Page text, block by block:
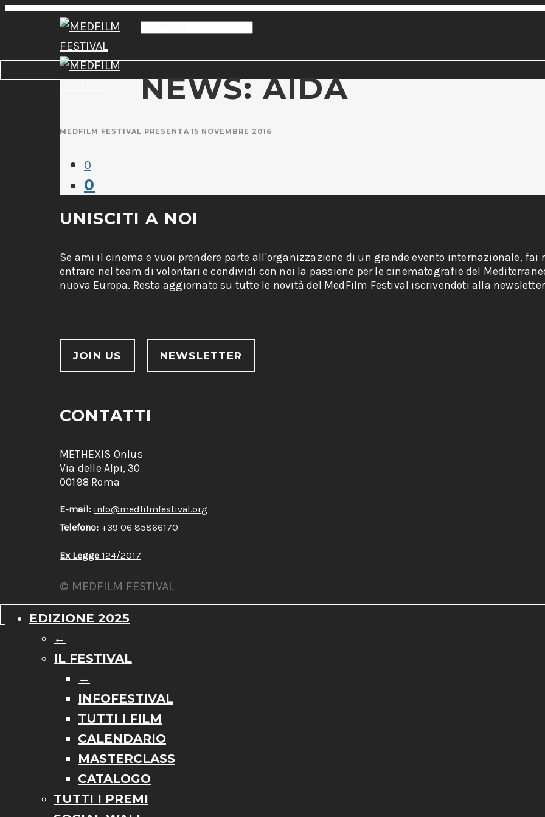
NEWS: AIDA
MEDFILM FESTIVAL PRESENTA 15 NOVEMBRE 2016
0
0
UNISCITI A NOI
Se ami il cinema e vuoi prendere parte all'organizzazione di un grande evento internazionale, fai
entrare nel team di volontari e condividi con noi la passione per le cinematografie del
nuova Europa. Resta aggiornato su tutte le novità del MedFilm Festival iscrivendoti alla
JOIN US NEWSLETTER
CONTATTI
METHEXIS Onlus
Via delle Alpi, 30
00198 Roma
E-mail: info@medfilmfestival.org
Telefono: +39 06 85866170
Ex Legge 124/2017
© MEDFILM FESTIVAL
EDIZIONE 2025
←
IL FESTIVAL
←
INFOFESTIVAL
TUTTI I FILM
CALENDARIO
MASTERCLASS
CATALOGO
TUTTI I PREMI